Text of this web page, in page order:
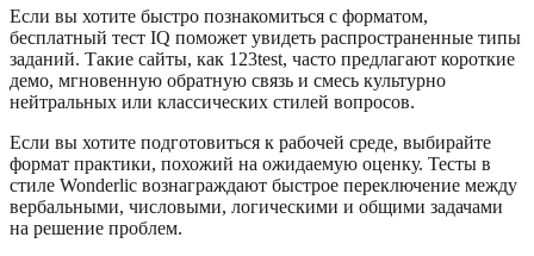
Если вы хотите быстро познакомиться с форматом,
бесплатный тест IQ поможет увидеть распространенные типы
заданий. Такие сайты, как 123test, часто предлагают короткие
демо, мгновенную обратную связь и смесь культурно
нейтральных или классических стилей вопросов.
Если вы хотите подготовиться к рабочей среде, выбирайте
формат практики, похожий на ожидаемую оценку. Тесты в
стиле Wonderlic вознаграждают быстрое переключение между
вербальными, числовыми, логическими и общими задачами
на решение проблем.